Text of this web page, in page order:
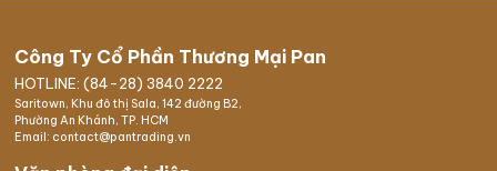
Hệ thống dẫn nước vào lớn
*** Xem thêm máy giặt công nghiệp khác:
MÁY GIẶT CÔNG NGHIỆP IPSO IY600 PHÙ HỢP VỚI
Công Ty Cổ Phần Thương Mại Pan
HOTLINE: (84-28) 3840 2222
Saritown, Khu đô thị Sala, 142 đường B2,
Phường An Khánh, TP. HCM
Email: contact@pantrading.vn